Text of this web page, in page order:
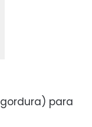
para